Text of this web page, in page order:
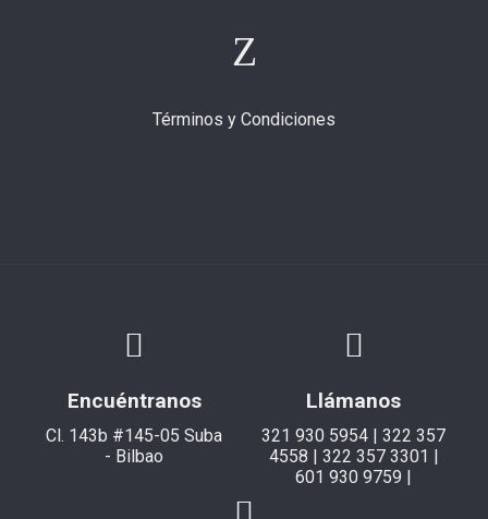
Términos y Condiciones
Encuéntranos
Cl. 143b #145-05 Suba
- Bilbao
Llámanos
321 930 5954 | 322 357
4558 | 322 357 3301 |
601 930 9759 |